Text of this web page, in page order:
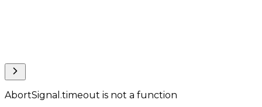
AbortSignal.timeout is not a function